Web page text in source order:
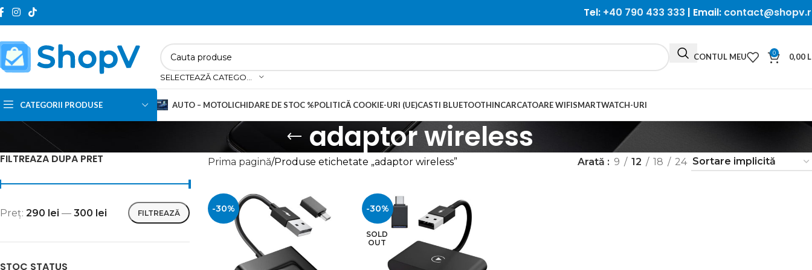
Tel: +40 790 433 333 | Email:
CONTUL MEU 0 0,00
CATEGORII PRODUSE
Navigatii auto
Redresoare auto
AUTO – MOTOLICHIDARE DE STOC %POLITICĂ COOKIE-URI (UE)CASTI BLUETOOTHINCARCATOARE WIFISMARTWATCH-URI
adaptor wireless
FILTREAZA DUPA PRET
FILTREAZĂ
Preț: 290 lei — 300 lei
STOC STATUS
Prima pagină Produse etichetate „adaptor wireless” Arată 9 12 18 24
-30% -30%
SOLD
OUT